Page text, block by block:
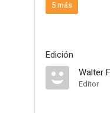
5 más
Edición
Walter
Editor